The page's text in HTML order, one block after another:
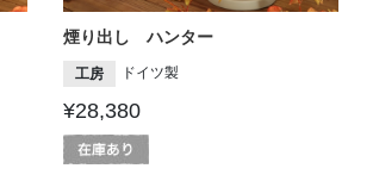
煙り出し ハンター
工房 ドイツ製
¥28,380